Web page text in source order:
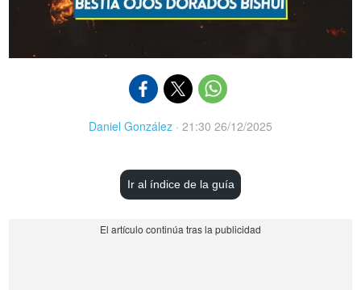
Daniel González · 21:30 26/12/2025
Ir al índice de la guía